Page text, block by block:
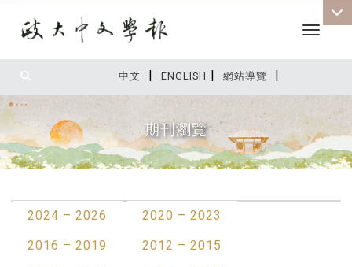
中文 | ENGLISH | 網站導覽 |
Toggle
期刊瀏覽
2024 – 2026
2020 – 2023
2016 – 2019
2012 – 2015